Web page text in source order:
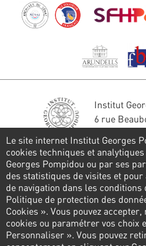
Institut
6 rue
Tél. : 01 44
Restons en
FORMULAIRE DE
Suivez-nous
Le site internet Institut Georges
cookies techniques et
Georges Pompidou ou par ses
des statistiques de visites et
de navigation dans les
Politique de protection des
Cookies ». Vous pouvez
cookies ou paramétrer vos choix
Personnaliser ». Vous pouvez